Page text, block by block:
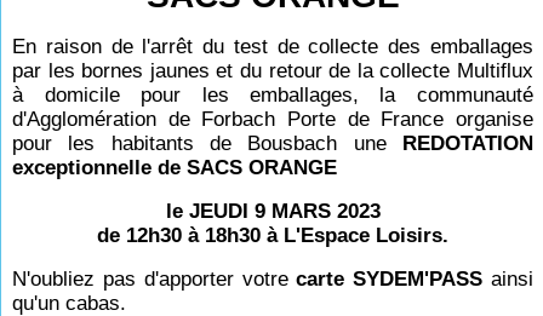
En raison de l'arrêt du test de collecte des emballages
par les bornes jaunes et du retour de la collecte Multiflux
à domicile pour les emballages, la communauté
d'Agglomération de Forbach Porte de France organise
pour les habitants de Bousbach une REDOTATION
exceptionnelle de SACS ORANGE
le JEUDI 9 MARS 2023
de 12h30 à 18h30 à L'Espace Loisirs.
N'oubliez pas d'apporter votrecarte SYDEM'PASS ainsi
qu'un cabas.